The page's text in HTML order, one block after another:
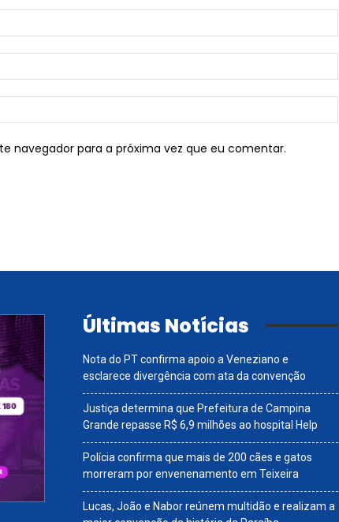
navegador para a próxima vez que eu comentar.
Últimas Notícias
Nota do PT confirma apoio a Veneziano e
esclarece divergência com ata da convenção
Justiça determina que Prefeitura de Campina
Grande repasse R$ 6,9 milhões ao hospital Help
Polícia confirma que mais de 200 cães e gatos
morreram por envenenamento em Teixeira
Lucas, João e Nabor reúnem multidão e realizam a